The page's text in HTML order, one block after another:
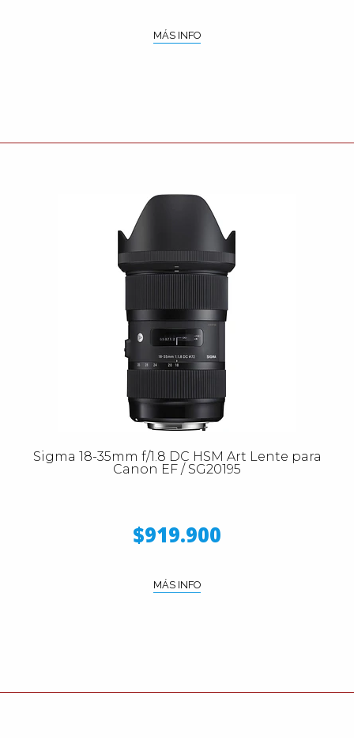
MÁS INFO
Sigma 18-35mm f/1.8 DC HSM Art Lente para
Canon EF / SG20195
$919.900
MÁS INFO